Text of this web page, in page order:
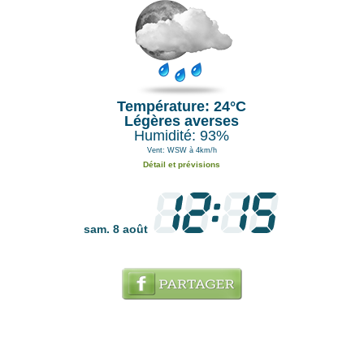
Température: 24°C
Légères averses
Humidité: 93%
Vent: WSW à 4km/h
Détail et prévisions
sam. 8 août